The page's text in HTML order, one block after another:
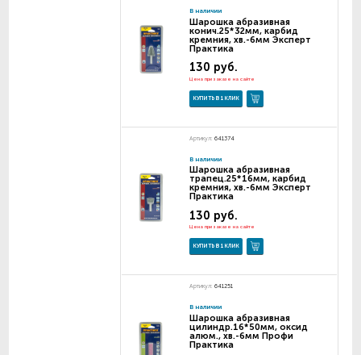
В наличии
Шарошка абразивная
конич.25*32мм, карбид
кремния, хв.-6мм Эксперт
Практика
130 руб.
Цена при заказе на сайте
КУПИТЬ В 1 КЛИК
Артикул: 641374
В наличии
Шарошка абразивная
трапец.25*16мм, карбид
кремния, хв.-6мм Эксперт
Практика
130 руб.
Цена при заказе на сайте
КУПИТЬ В 1 КЛИК
Артикул: 641251
В наличии
Шарошка абразивная
цилиндр.16*50мм, оксид
алюм., хв.-6мм Профи
Практика